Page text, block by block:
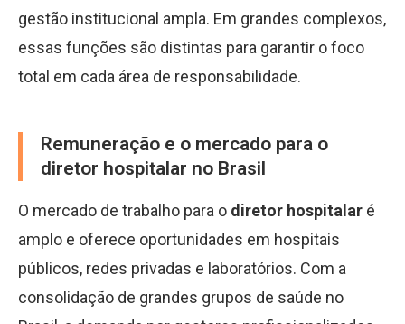
gestão institucional ampla. Em grandes complexos,
essas funções são distintas para garantir o foco
total em cada área de responsabilidade.
Remuneração e o mercado para o
diretor hospitalar no Brasil
O mercado de trabalho para o diretor hospitalar é
amplo e oferece oportunidades em hospitais
públicos, redes privadas e laboratórios. Com a
consolidação de grandes grupos de saúde no